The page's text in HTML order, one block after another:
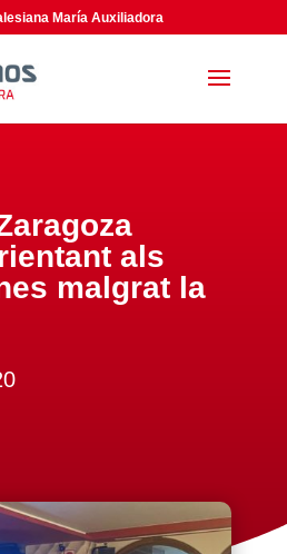
María Auxiliadora
als
malgrat la